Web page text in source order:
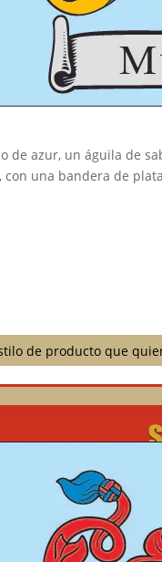
de azur, un águila de
una bandera de
de producto que